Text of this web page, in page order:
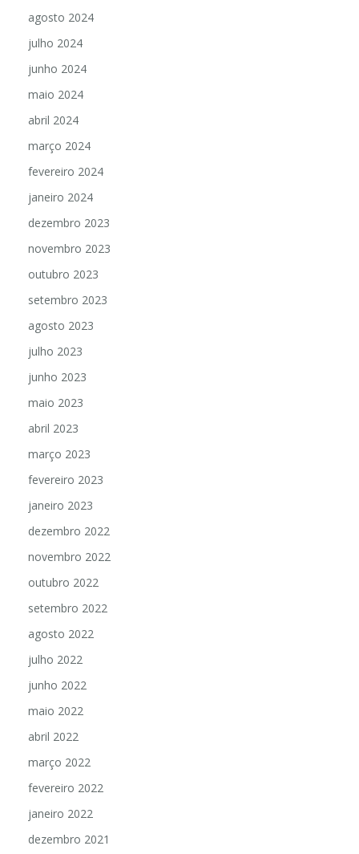
agosto 2024
julho 2024
junho 2024
maio 2024
abril 2024
março 2024
fevereiro 2024
janeiro 2024
dezembro 2023
novembro 2023
outubro 2023
setembro 2023
agosto 2023
julho 2023
junho 2023
maio 2023
abril 2023
março 2023
fevereiro 2023
janeiro 2023
dezembro 2022
novembro 2022
outubro 2022
setembro 2022
agosto 2022
julho 2022
junho 2022
maio 2022
abril 2022
março 2022
fevereiro 2022
janeiro 2022
dezembro 2021